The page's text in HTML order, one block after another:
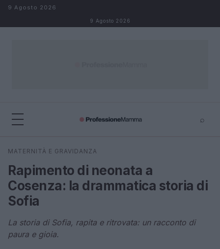
Salta al contenuto
9 Agosto 2026
9 Agosto 2026
⌕
Cerca
MATERNITÀ E GRAVIDANZA
Rapimento di neonata a
Cosenza: la drammatica storia di
Sofia
La storia di Sofia, rapita e ritrovata: un racconto di
paura e gioia.